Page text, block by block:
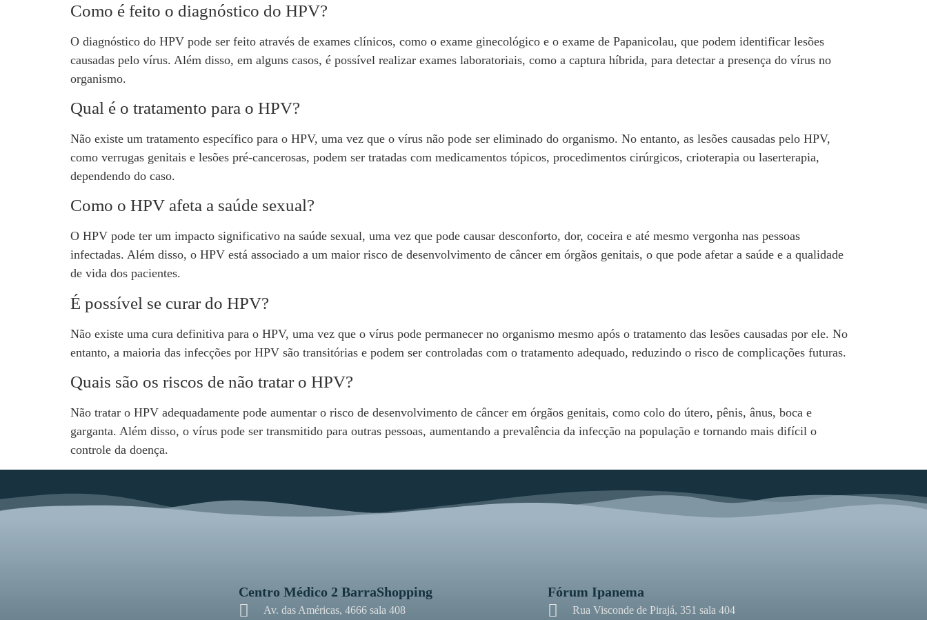
Como é feito o diagnóstico do HPV?
O diagnóstico do HPV pode ser feito através de exames clínicos, como o exame ginecológico e o exame de Papanicolau, que podem identificar lesões
causadas pelo vírus. Além disso, em alguns casos, é possível realizar exames laboratoriais, como a captura híbrida, para detectar a presença do vírus no
organismo.
Qual é o tratamento para o HPV?
Não existe um tratamento específico para o HPV, uma vez que o vírus não pode ser eliminado do organismo. No entanto, as lesões causadas pelo HPV,
como verrugas genitais e lesões pré-cancerosas, podem ser tratadas com medicamentos tópicos, procedimentos cirúrgicos, crioterapia ou laserterapia,
dependendo do caso.
Como o HPV afeta a saúde sexual?
O HPV pode ter um impacto significativo na saúde sexual, uma vez que pode causar desconforto, dor, coceira e até mesmo vergonha nas pessoas
infectadas. Além disso, o HPV está associado a um maior risco de desenvolvimento de câncer em órgãos genitais, o que pode afetar a saúde e a qualidade
de vida dos pacientes.
É possível se curar do HPV?
Não existe uma cura definitiva para o HPV, uma vez que o vírus pode permanecer no organismo mesmo após o tratamento das lesões causadas por ele. No
entanto, a maioria das infecções por HPV são transitórias e podem ser controladas com o tratamento adequado, reduzindo o risco de complicações futuras.
Quais são os riscos de não tratar o HPV?
Não tratar o HPV adequadamente pode aumentar o risco de desenvolvimento de câncer em órgãos genitais, como colo do útero, pênis, ânus, boca e
garganta. Além disso, o vírus pode ser transmitido para outras pessoas, aumentando a prevalência da infecção na população e tornando mais difícil o
controle da doença.
Centro Médico 2 BarraShopping
Av. das Américas, 4666 sala 408
Fórum Ipanema
Rua Visconde de Pirajá, 351 sala 404